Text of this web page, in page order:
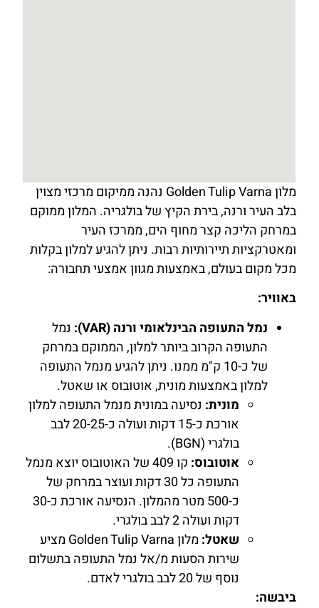
מלון Golden Tulip Varna נהנה ממיקום מרכזי מצוין
בלב העיר ורנה, בירת הקיץ של בולגריה. המלון ממוקם
במרחק הליכה קצר מחוף הים, ממרכז העיר
ומאטרקציות תיירותיות רבות. ניתן להגיע למלון בקלות
מכל מקום בעולם, באמצעות מגוון אמצעי תחבורה:
באוויר:
נמל התעופה הבינלאומי ורנה (VAR):
נמל
התעופה הקרוב ביותר למלון, הממוקם במרחק
של כ-10 ק"מ ממנו. ניתן להגיע מנמל התעופה
למלון באמצעות מונית, אוטובוס או שאטל.
מונית: נסיעה במונית מנמל התעופה למלון
אורכת כ-15 דקות ועולה כ-20-25 לבב
בולגרי (BGN).
אוטובוס:
קו 409 של האוטובוס יוצא מנמל
התעופה כל 30 דקות ועוצר במרחק של
כ-500 מטר מהמלון. הנסיעה אורכת כ-30
דקות ועולה 2 לבב בולגרי.
שאטל:
מלון Golden Tulip Varna מציע
שירות הסעות מ/אל נמל התעופה בתשלום
נוסף של 20 לבב בולגרי לאדם.
ביבשה: